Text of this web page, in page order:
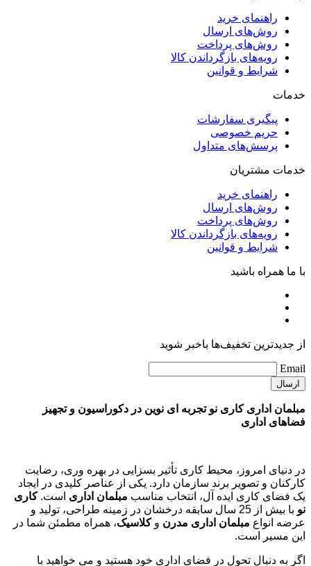
راهنمای خرید
روش‌های ارسال
روش‌های پرداخت
رویه‌های بازگرداندن کالا
شرایط و قوانین
خدمات
پیگیری سفارشات
حریم خصوصی
پرسش‌های متداول
خدمات مشتریان
راهنمای خرید
روش‌های ارسال
روش‌های پرداخت
رویه‌های بازگرداندن کالا
شرایط و قوانین
با ما همراه باشید
از جدیدترین تخفیف‌ها باخبر شوید
Email
مبلمان اداری کاری نو تجربه ای نوین در دکوراسیون و تجهیز
فضاهای اداری
در دنیای امروز، محیط کاری تأثیر بسزایی در بهره وری، رضایت
کارکنان و تصویر برند سازمان دارد. یکی از عناصر کلیدی در ایجاد
یک فضای کاری ایده آل، انتخاب مناسب مبلمان اداری است.کاری
نو
با بیش از 25 سال سابقه درخشان در زمینه طراحی، تولید و
عرضه انواع مبلمان اداری مدرن وکلاسیک، همراه مطمئن شما در
این مسیر است.
اگر به دنبال تحول در فضای اداری خود هستید و می خواهید با